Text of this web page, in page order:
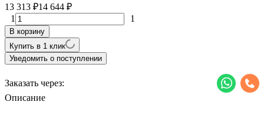
13 313 ₽14 644 ₽
1 1
В корзину
Купить в 1 клик
Уведомить о поступлении
Заказать через:
Описание